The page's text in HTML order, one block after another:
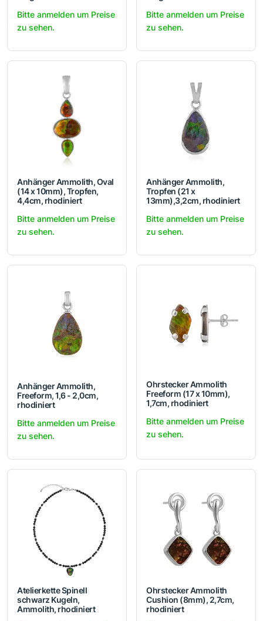
Bitte anmelden um Preise
zu sehen.
Bitte anmelden um Preise
zu sehen.
Anhänger Ammolith, Oval
(14 x 10mm), Tropfen,
4,4cm, rhodiniert
Bitte anmelden um Preise
zu sehen.
Anhänger Ammolith,
Tropfen (21 x
13mm),3,2cm, rhodiniert
Bitte anmelden um Preise
zu sehen.
Anhänger Ammolith,
Freeform, 1,6 - 2,0cm,
rhodiniert
Bitte anmelden um Preise
zu sehen.
Ohrstecker Ammolith
Freeform (17 x 10mm),
1,7cm, rhodiniert
Bitte anmelden um Preise
zu sehen.
Atelierkette Spinell
schwarz Kugeln,
Ammolith, rhodiniert
Ohrstecker Ammolith
Cushion (8mm), 2,7cm,
rhodiniert